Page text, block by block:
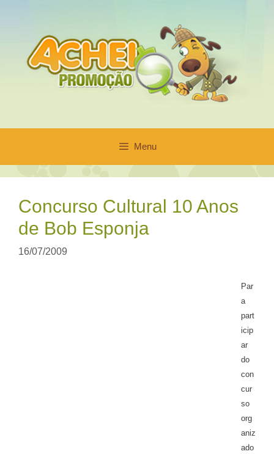
conteúdo
Menu
Concurso Cultural 10 Anos
de Bob Esponja
16/07/2009
Par
a
part
icip
ar
do
con
cur
so
org
aniz
ado